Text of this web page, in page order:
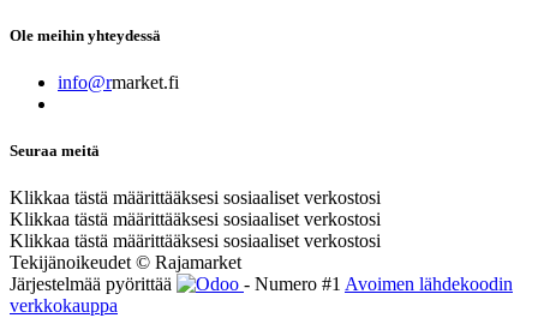
Ole meihin yhteydessä
info@rmarket.fi
Seuraa meitä
Klikkaa tästä määrittääksesi sosiaaliset verkostosi
Klikkaa tästä määrittääksesi sosiaaliset verkostosi
Klikkaa tästä määrittääksesi sosiaaliset verkostosi
Tekijänoikeudet © Rajamarket
Järjestelmää pyörittää
- Numero #1 Avoimen lähdekoodin
verkkokauppa